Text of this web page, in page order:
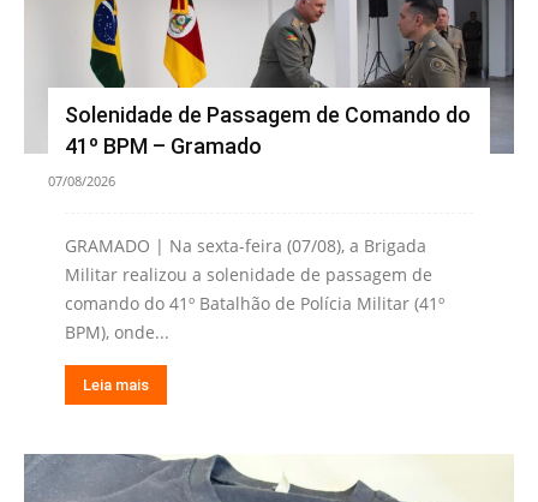
Solenidade de Passagem de Comando do
41º BPM – Gramado
07/08/2026
GRAMADO | Na sexta-feira (07/08), a Brigada
Militar realizou a solenidade de passagem de
comando do 41º Batalhão de Polícia Militar (41º
BPM), onde...
Leia mais